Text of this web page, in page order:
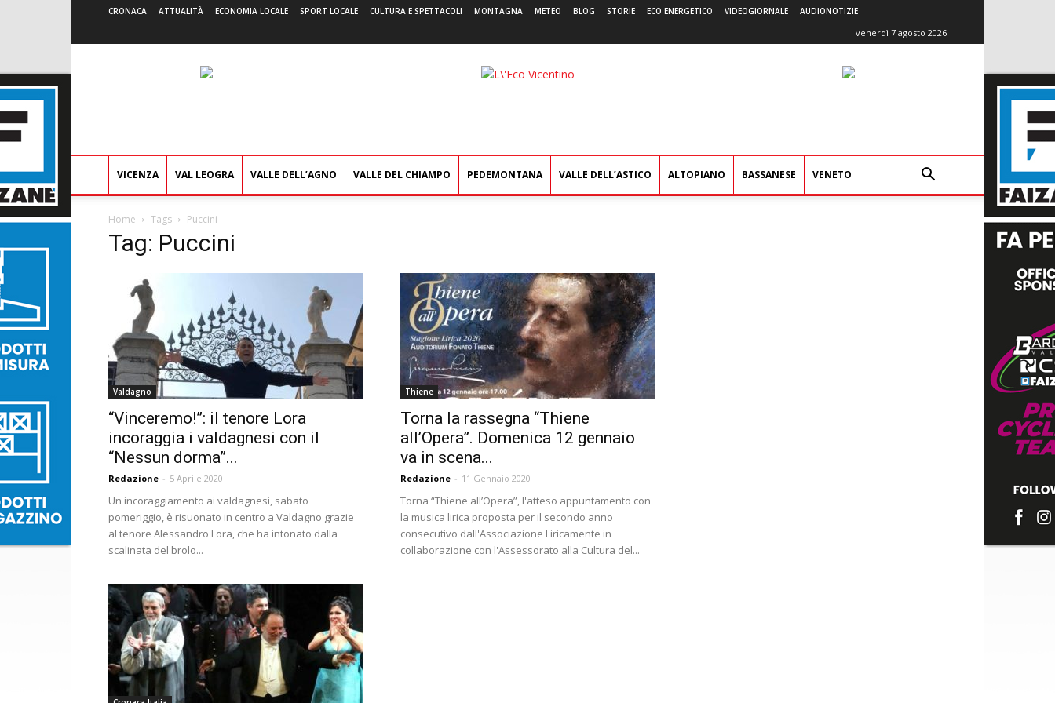
CRONACA ATTUALITÀ ECONOMIA LOCALE SPORT LOCALE CULTURA E SPETTACOLI MONTAGNA METEO BLOG STORIE ECO ENERGETICO VIDEOGIORNALE AUDIONOTIZIE
venerdì 7 agosto 2026
L'Eco
VICENZA VAL LEOGRA VALLE DELL’AGNO VALLE DEL CHIAMPO PEDEMONTANA VALLE DELL’ASTICO ALTOPIANO BASSANESE VENETO
Home Tags Puccini
Tag: Puccini
Valdagno
“Vinceremo!”: il tenore Lora
incoraggia i valdagnesi con il
“Nessun dorma”...
Redazione - 5 Aprile 2020
Un incoraggiamento ai valdagnesi, sabato
pomeriggio, è risuonato in centro a Valdagno grazie
al tenore Alessandro Lora, che ha intonato dalla
scalinata del brolo...
Thiene
Torna la rassegna “Thiene
all’Opera”. Domenica 12 gennaio
va in scena...
Redazione - 11 Gennaio 2020
Torna “Thiene all’Opera”, l'atteso appuntamento con
la musica lirica proposta per il secondo anno
consecutivo dall'Associazione Liricamente in
collaborazione con l'Assessorato alla Cultura del...